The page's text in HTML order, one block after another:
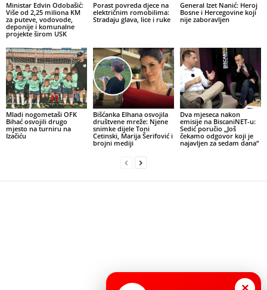
Ministar Edvin Odobašić:
Više od 2,25 miliona KM
za puteve, vodovode,
deponije i komunalne
projekte širom USK
Porast povreda djece na
električnim romobilima:
Stradaju glava, lice i ruke
General Izet Nanić: Heroj
Bosne i Hercegovine koji
nije zaboravljen
Mladi nogometaši OFK
Bihać osvojili drugo
mjesto na turniru na
Izačiću
Bišćanka Elhana osvojila
društvene mreže: Njene
snimke dijele Toni
Cetinski, Marija Šerifović i
brojni mediji
Dva mjeseca nakon
emisije na BiscaniNET-u:
Sedić poručio „Još
čekamo odgovor koji je
najavljen za sedam dana“